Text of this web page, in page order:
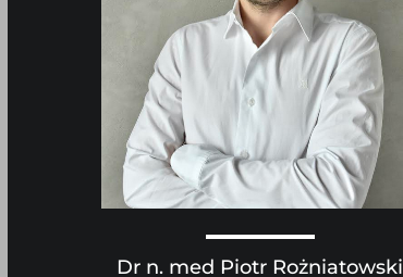
Dr n. med Piotr Rożniatowski